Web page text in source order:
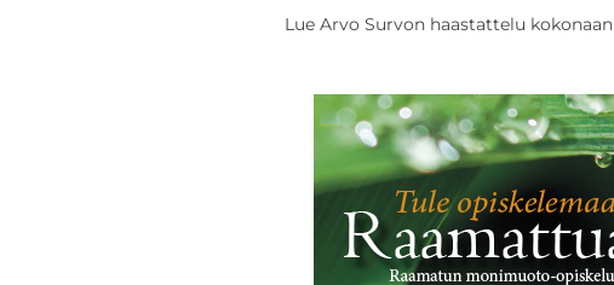
Lue Arvo Survon haastattelu kokonaan